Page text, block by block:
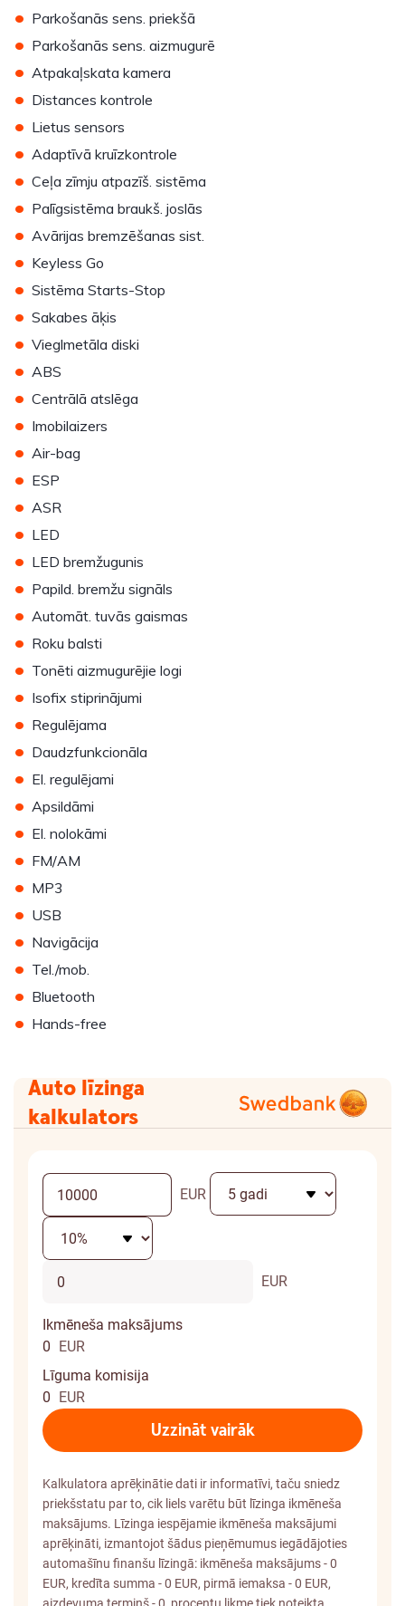
• Parkošanās sens. priekšā
• Parkošanās sens. aizmugurē
• Atpakaļskata kamera
• Distances kontrole
• Lietus sensors
• Adaptīvā kruīzkontrole
• Ceļa zīmju atpazīš. sistēma
• Palīgsistēma braukš. joslās
• Avārijas bremzēšanas sist.
• Keyless Go
• Sistēma Starts-Stop
• Sakabes āķis
• Vieglmetāla diski
• ABS
• Centrālā atslēga
• Imobilaizers
• Air-bag
• ESP
• ASR
• LED
• LED bremžugunis
• Papild. bremžu signāls
• Automāt. tuvās gaismas
• Roku balsti
• Tonēti aizmugurējie logi
• Isofix stiprinājumi
• Regulējama
• Daudzfunkcionāla
• El. regulējami
• Apsildāmi
• El. nolokāmi
• FM/AM
• MP3
• USB
• Navigācija
• Tel./mob.
• Bluetooth
• Hands-free